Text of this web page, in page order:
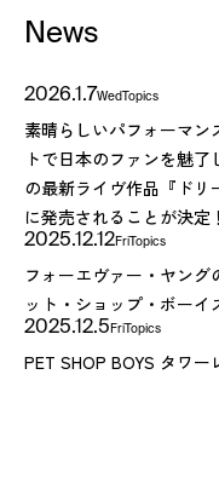
News
2026.1.7Wed Topics
素晴らしいパフォーマ
トで日本のファンを魅
の最新ライヴ作品『ドリ
に発売されることが決定！
2025.12.12Fri Topics
フォーエヴァー・ヤン
ット・ショップ・ボーイ
2025.12.5 Fri Topics
PET SHOP BOYS タワ